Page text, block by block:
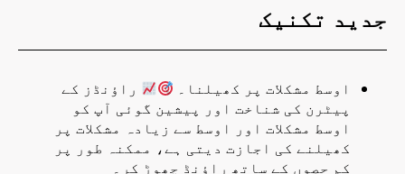
جدید تکنیک
اوسط مشکلات پر کھیلنا۔
راؤنڈز کے
پیٹرن کی شناخت اور پیشین گوئی آپ کو
اوسط مشکلات اور اوسط سے زیادہ مشکلات پر
کھیلنے کی اجازت دیتی ہے، ممکنہ طور پر
کم حصوں کے ساتھ راؤنڈ چھوڑ کر۔